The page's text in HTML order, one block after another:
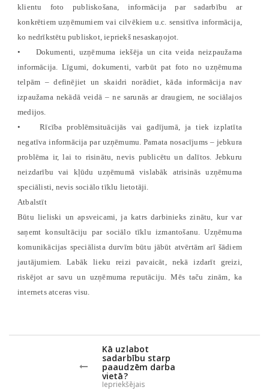
klientu foto publiskošana, informācija par sadarbību ar
konkrētiem uzņēmumiem vai cilvēkiem u.c. sensitīva informācija,
ko nedrīkstētu publiskot, iepriekš nesaskaņojot.
• Dokumenti, uzņēmuma iekšēja un cita veida neizpaužama
informācija. Līgumi, dokumenti, varbūt pat foto no uzņēmuma
telpām – definējiet un skaidri norādiet, kāda informācija nav
izpaužama nekādā veidā – ne sarunās ar draugiem, ne sociālajos
medijos.
• Rīcība problēmsituācijās vai gadījumā, ja tiek izplatīta
negatīva informācija par uzņēmumu. Pamata nosacījums – jebkura
problēma ir, lai to risinātu, nevis publicētu un dalītos. Jebkuru
neizdarību vai kļūdu uzņēmumā vislabāk atrisinās uzņēmuma
speciālisti, nevis sociālo tīklu lietotāji.
Atbalstīt
Būtu lieliski un apsveicami, ja katrs darbinieks zinātu, kur var
saņemt konsultāciju par sociālo tīklu izmantošanu. Uzņēmuma
komunikācijas speciālista durvīm būtu jābūt atvērtām arī šādiem
jautājumiem. Labāk lieku reizi pavaicāt, nekā izdarīt greizi,
riskējot ar savu un uzņēmuma reputāciju. Mēs taču zinām, ka
internets atceras visu.
Kā uzlabot
sadarbību starp
paaudzēm darba
vietā?
Iepriekšējais